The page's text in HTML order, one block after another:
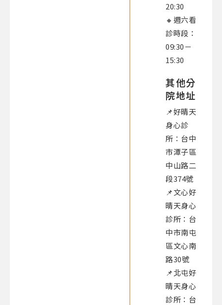
20:30​
🔸週六看
診時段：
09:30－
15:30
其他分
院地址
📌好晴天
身心診
所：台中
市潭子區
中山路二
段374號
📌文心好
晴天身心
診所：台
中市南屯
區文心南
路30號
📌北屯好
晴天身心
診所：台